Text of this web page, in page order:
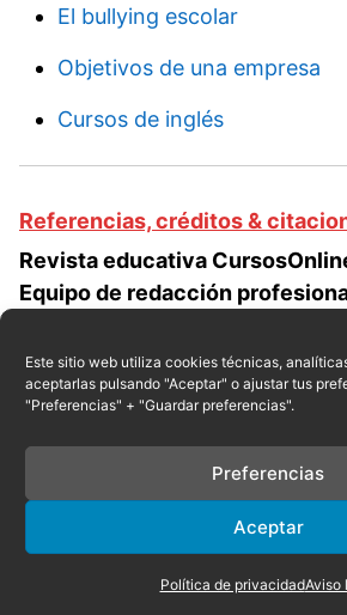
Este sitio web utiliza cookies técnicas,
aceptarlas pulsando "Aceptar" o ajustar tus
"Preferencias" + "Guardar preferencias".
Aceptar
Preferencias
Política de privacidadAviso
El bullying escolar
Objetivos de una empresa
Cursos de inglés
Referencias, créditos &
Revista educativa
Equipo de redacción
Raul E. Encarnación. Obtenido
2026, desde el sitio web:
https://cursosonlineweb.com/
fracaso.html
Privacidad|Referencias|